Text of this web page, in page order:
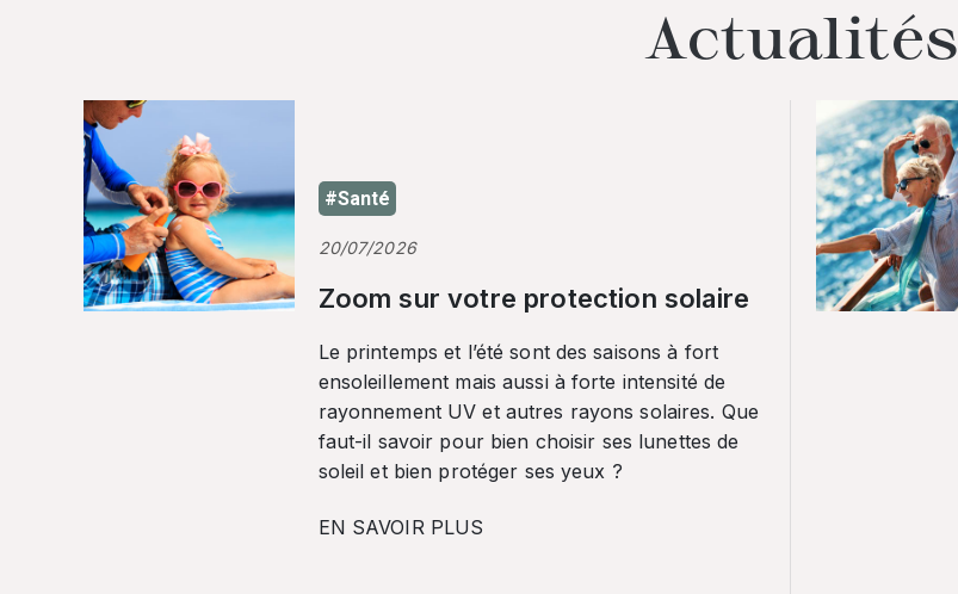
Actualités
#Santé
20/07/2026
Zoom sur votre protection solaire
Le printemps et l’été sont des saisons à fort
ensoleillement mais aussi à forte intensité de
rayonnement UV et autres rayons solaires. Que
faut-il savoir pour bien choisir ses lunettes de
soleil et bien protéger ses yeux ?
EN SAVOIR PLUS